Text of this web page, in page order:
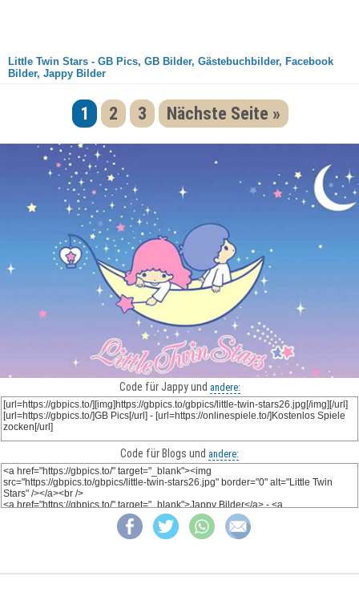
Little Twin Stars - GB Pics, GB Bilder, Gästebuchbilder, Facebook
Bilder, Jappy Bilder
1 2 3 Nächste Seite »
Code für Jappy und andere:
Code für Blogs und andere: